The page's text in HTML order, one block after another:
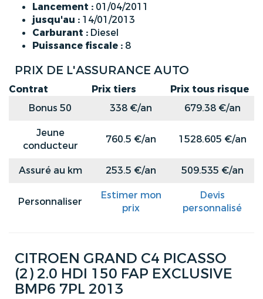
Lancement : 01/04/2011
jusqu'au : 14/01/2013
Carburant : Diesel
Puissance fiscale : 8
PRIX DE L'ASSURANCE AUTO
Contrat Prix tiers
Prix tous risque
Bonus 50
338 €/an
679.38 €/an
Jeune
conducteur
760.5 €/an 1528.605 €/an
Assuré au km 253.5 €/an 509.535 €/an
Personnaliser
Estimer mon
prix
Devis
personnalisé
CITROEN GRAND C4 PICASSO
(2) 2.0 HDI 150 FAP EXCLUSIVE
BMP6 7PL 2013